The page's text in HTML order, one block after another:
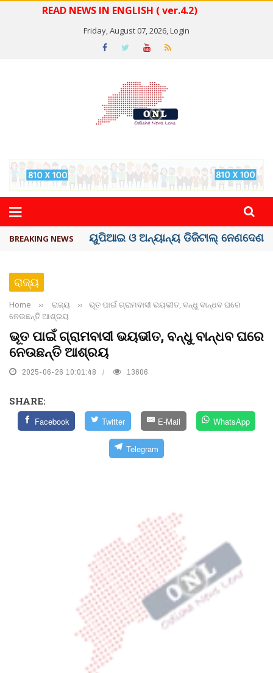
READ NEWS IN ENGLISH ( ver.4.2)
Friday, August 07, 2026,Login
BREAKING NEWS ତଣ୍ଡ ଗଣିବା ମେଟା, ଦେବ ୫ ହଜାର କୋଟିର
ରାଜ୍ୟ
Home ›› ରାଜ୍ୟ ››
ଭୂତ ପାଇଁ ଗ୍ରାମବାସୀ ଭୟଭୀତ, ବନ୍ଧୁ ବାନ୍ଧବ ଘରେ
ନେଉଛନ୍ତି ଆଶ୍ରୟ
ଭୂତ ପାଇଁ ଗ୍ରାମବାସୀ ଭୟଭୀତ, ବନ୍ଧୁ ବାନ୍ଧବ ଘରେ
ନେଉଛନ୍ତି ଆଶ୍ରୟ
2025-06-26 10:01:48 13606
SHARE:
Facebook Twitter E-Mail WhatsApp
Telegram